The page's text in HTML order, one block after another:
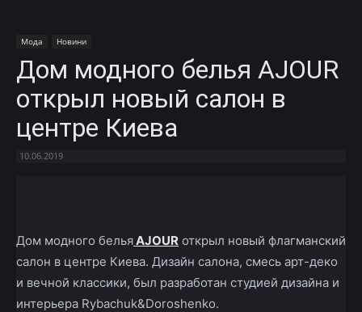
Мода Новини
Дом модного белья AJOUR
открыл новый салон в
центре Киева
10.06.2019
Дом модного бельяAJOUR открыл новый флагманский
салон в центре Киева. Дизайн салона, смесь арт-деко
и вечной классики, был разработан студией дизайна и
интерьера Rybachuk&Doroshenko.